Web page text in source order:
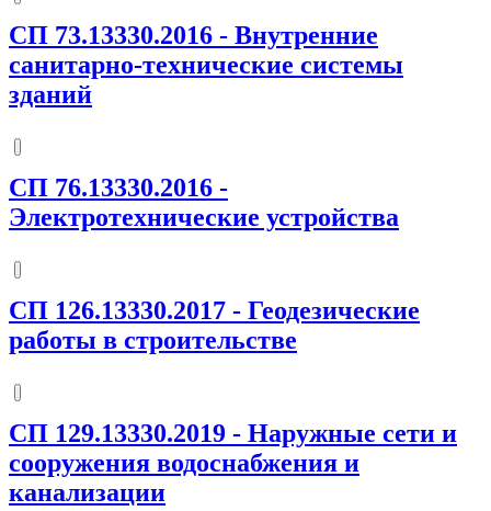
СП 73.13330.2016 - Внутренние
санитарно-технические системы
зданий
СП 76.13330.2016 -
Электротехнические устройства
СП 126.13330.2017 - Геодезические
работы в строительстве
СП 129.13330.2019 - Наружные сети и
сооружения водоснабжения и
канализации